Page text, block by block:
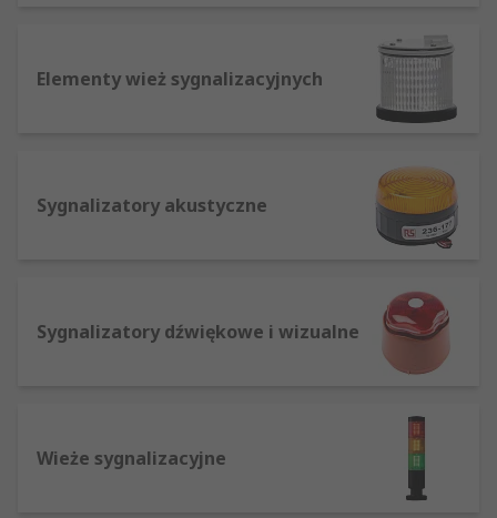
Istnieje wiele różnych typów sygnalizatorów
akustycznych i świetlnych, a to są najczęściej
Obrotowe – ze stale świecącą żarówką i
elementem obrotowym, dającym efekt
migania
< Miganie stroboskopowe - szybkie, regularne
Trzy śruby – mocowanie trzema śrubami w
Elementy wież sygnalizacyjnych
Sygnalizatory akustyczne
Sygnalizatory dźwiękowe i wizualne
Wieże sygnalizacyjne